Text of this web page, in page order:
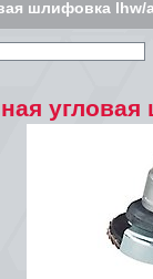
шлифовка lhw/